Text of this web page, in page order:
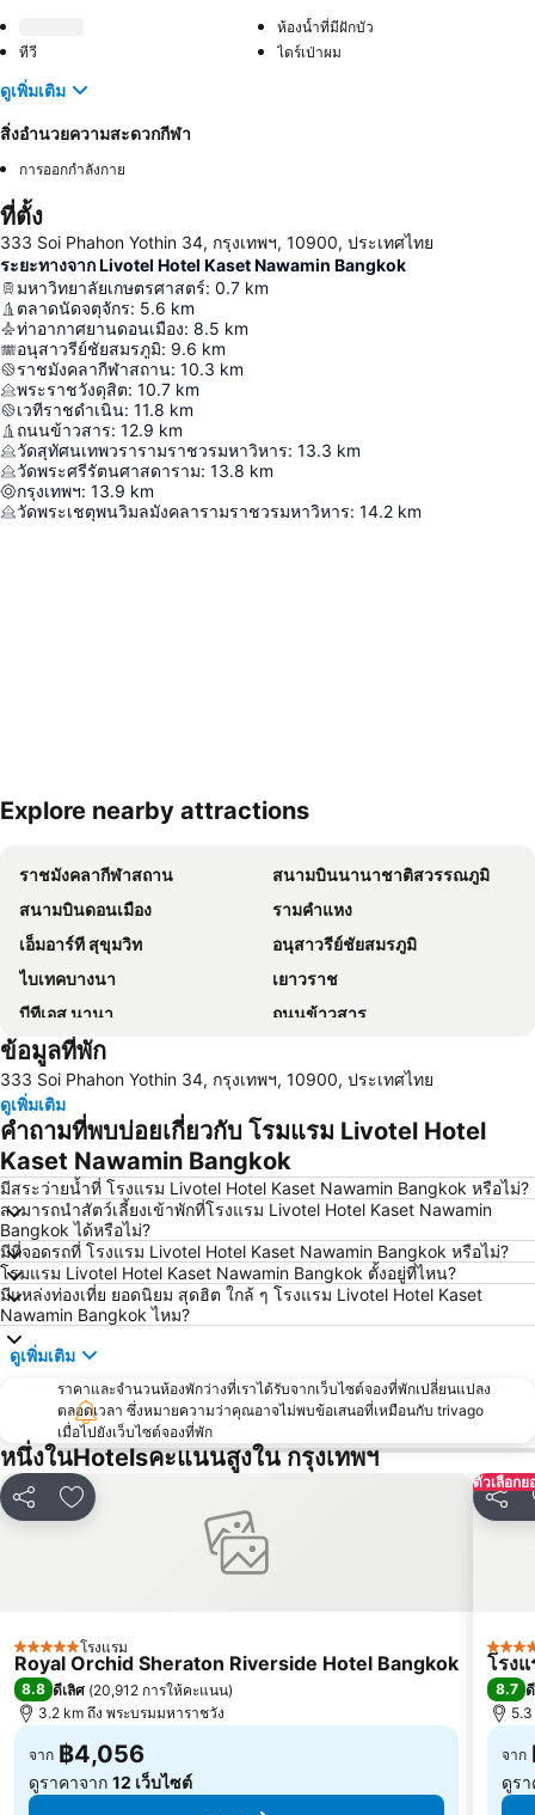
ห้องน้ำที่มีฝักบัว
ทีวี
ไดร์เป่าผม
ดูเพิ่มเติม
สิ่งอำนวยความสะดวกกีฬา
การออกกำลังกาย
ที่ตั้ง
333 Soi Phahon Yothin 34, กรุงเทพฯ, 10900, ประเทศไทย
ระยะทางจาก Livotel Hotel Kaset Nawamin Bangkok
มหาวิทยาลัยเกษตรศาสตร์: 0.7 km
ตลาดนัดจตุจักร: 5.6 km
ท่าอากาศยานดอนเมือง: 8.5 km
อนุสาวรีย์ชัยสมรภูมิ: 9.6 km
ราชมังคลากีฬาสถาน: 10.3 km
พระราชวังดุสิต: 10.7 km
เวทีราชดำเนิน: 11.8 km
ถนนข้าวสาร: 12.9 km
วัดสุทัศนเทพวรารามราชวรมหาวิหาร: 13.3 km
วัดพระศรีรัตนศาสดาราม: 13.8 km
กรุงเทพฯ: 13.9 km
วัดพระเชตุพนวิมลมังคลารามราชวรมหาวิหาร: 14.2 km
Explore nearby attractions
ราชมังคลากีฬาสถาน
สนามบินนานาชาติสวรรณภูมิ
สนามบินดอนเมือง
รามคำแหง
เอ็มอาร์ที สุขุมวิท
อนุสาวรีย์ชัยสมรภูมิ
ไบเทคบางนา
เยาวราช
บีทีเอส นานา
ถนนข้าวสาร
Suphachalasai Stadium
ล่องเรือแม่น้ำเจ้าพระยา และวัดอรุณ
สยามพารากอน
สยามสแควร์
มาบุญครอง
วัดอรุณ
บีทีเอส สยาม
สถานีรถไฟหัวลำโพง
บีทีเอส พร้อมพงษ์
บีทีเอส หมอชิต
บีทีเอส อารีย์
บีทีเอส พญาไท
เดอะมอลล์บางกะปิ
พระราชวังสวนดุสิต
ตลาดนัดสวนจตุจักร
Lumphini-Park
บีทีเอส ศาลาแดง
เทอร์มินอล 21
บีทีเอส อ่อนนุช
บีทีเอส ราชเทวี
บีทีเอส เพลินจิต
สนามหลวง
MRT พระราม 9
วัดพระแก้ว
บีทีเอส สะพานตากสิน
บีทีเอส อนุสาวรีย์ชัยสมรภูมิ
บีทีเอส พระโขนง
บีทีเอส บางนา
ข้อมูลที่พัก
333 Soi Phahon Yothin 34, กรุงเทพฯ, 10900, ประเทศไทย
ดูเพิ่มเติม
คำถามที่พบบ่อยเกี่ยวกับ โรมแรม Livotel Hotel
Kaset Nawamin Bangkok
มีสระว่ายน้ำที่ โรงแรม Livotel Hotel Kaset Nawamin Bangkok หรือไม่?
สามารถนำสัตว์เลี้ยงเข้าพักที่โรงแรม Livotel Hotel Kaset Nawamin
Bangkok ได้หรือไม่?
มีที่จอดรถที่ โรงแรม Livotel Hotel Kaset Nawamin Bangkok หรือไม่?
โรมแรม Livotel Hotel Kaset Nawamin Bangkok ตั้งอยู่ที่ไหน?
มีแหล่งท่องเที่ย ยอดนิยม สุดฮิต ใกล้ ๆ โรงแรม Livotel Hotel Kaset
Nawamin Bangkok ไหม?
ดูเพิ่มเติม
ราคาและจำนวนห้องพักว่างที่เราได้รับจากเว็บไซต์จองที่พักเปลี่ยนแปลง
ตลอดเวลา ซึ่งหมายความว่าคุณอาจไม่พบข้อเสนอที่เหมือนกับ trivago
เมื่อไปยังเว็บไซต์จองที่พัก
หนึ่งในHotelsคะแนนสูงใน กรุงเทพฯ
แชร์ เพิ่มในรายการโปรด
5 ดาว โรงแรม
Royal Orchid Sheraton Riverside Hotel Bangkok
8.8 ดีเลิศ (20,912 การให้คะแนน)
3.2 km ถึง พระบรมมหาราชวัง
จาก ฿4,056
ดูราคาจาก 12 เว็บไซต์
ตัวเลือก
แชร์
5 ดาว
โรงแ
8.7
จาก
ดูร